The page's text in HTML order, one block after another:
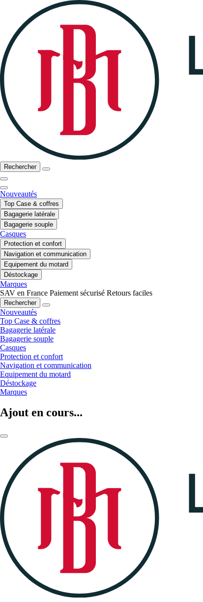
Rechercher
Nouveautés
Top Case & coffres
Bagagerie latérale
Bagagerie souple
Casques
Protection et confort
Navigation et communication
Equipement du motard
Déstockage
Marques
SAV en France Paiement sécurisé Retours faciles
Rechercher
Nouveautés
Top Case & coffres
Bagagerie latérale
Bagagerie souple
Casques
Protection et confort
Navigation et communication
Equipement du motard
Déstockage
Marques
Ajout en cours...